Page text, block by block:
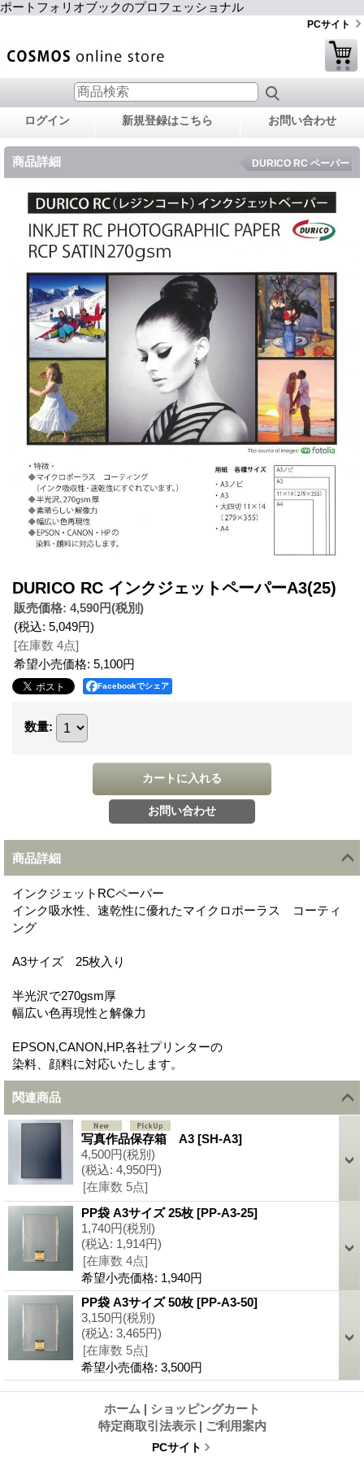
ポートフォリオブックのプロフェッショナル
PCサイト
ログイン 新規登録はこちら お問い合わせ
商品詳細 DURICO RC ペーパー
DURICO RC インクジェットペーパーA3(25)
販売価格: 4,590円(税別)
(税込: 5,049円)
[在庫数 4点]
希望小売価格: 5,100円
Facebookでシェア
数量:
商品詳細
インクジェットRCペーパー
インク吸水性、速乾性に優れたマイクロポーラス コーティ
ング
A3サイズ 25枚入り
半光沢で270gsm厚
幅広い色再現性と解像力
EPSON,CANON,HP,各社プリンターの
染料、顔料に対応いたします。
関連商品
写真作品保存箱 A3 [SH-A3]
4,500円(税別)
(税込: 4,950円)
[在庫数 5点]
PP袋 A3サイズ 25枚 [PP-A3-25]
1,740円(税別)
(税込: 1,914円)
[在庫数 4点]
希望小売価格: 1,940円
PP袋 A3サイズ 50枚 [PP-A3-50]
3,150円(税別)
(税込: 3,465円)
[在庫数 5点]
希望小売価格: 3,500円
ホーム
ショッピングカート
特定商取引法表示
ご利用案内
PCサイト